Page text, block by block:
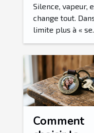
Silence, vapeur,
change tout.
limite plus à « se...
Comment